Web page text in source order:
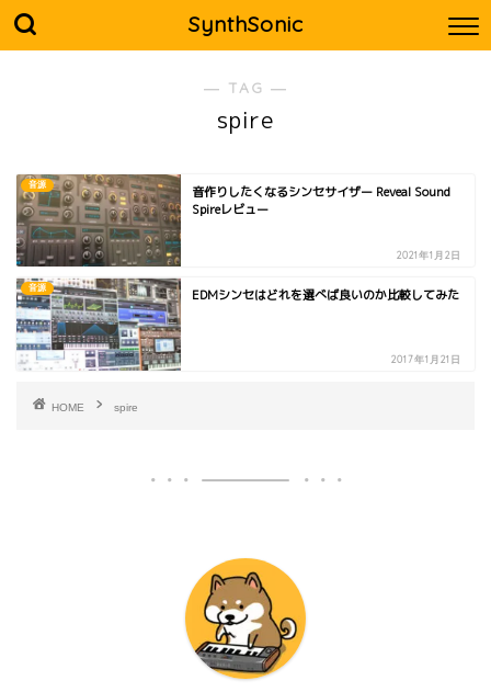
SynthSonic
― TAG ―
spire
音源
音作りしたくなるシンセサイザー Reveal Sound
Spireレビュー
2021年1月2日
音源 EDMシンセはどれを選べば良いのか比較してみた
2017年1月21日
HOME spire